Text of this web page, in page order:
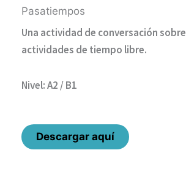
Pasatiempos
Una actividad de conversación sobre
actividades de tiempo libre.
Nivel: A2 / B1
Descargar aquí